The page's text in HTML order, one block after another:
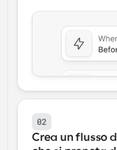
02
Crea un flusso